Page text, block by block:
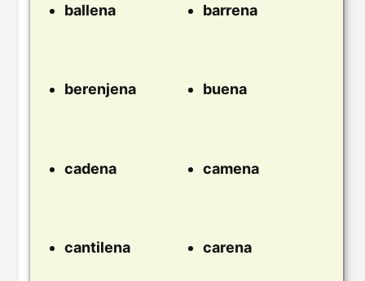
ballena barrena
berenjena buena
cadena camena
cantilena carena